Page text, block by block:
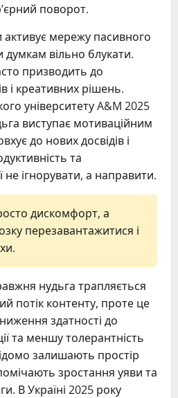
поворот.
активує мережу пасивного
вільно блукати.
призводить до
і креативних рішень.
університету A&M 2025
виступає мотиваційним
до нових досвідів і
та
не ігнорувати, а направити.
дискомфорт, а
перезавантажитися і
нудьга трапляється
потік контенту, проте це
здатності до
та меншу толерантність
залишають простір
зростання уяви та
В Україні 2025 року